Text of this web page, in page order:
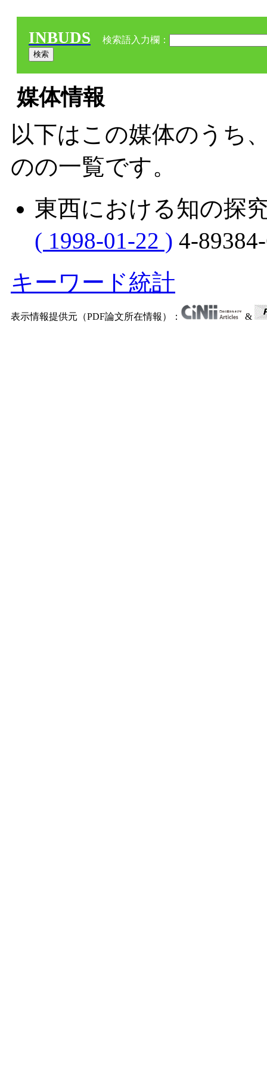
INBUDS 検索語入力欄：
媒体情報
以下はこの媒体のうち
のの一覧です。
東西における知の探
( 1998-01-22 ) 4-
キーワード統計
表示情報提供元（PDF論文所在情報）： &